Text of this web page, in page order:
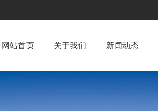
网站首页 关于我们 新闻动态